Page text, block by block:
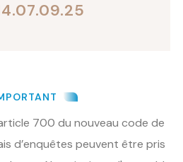
700 du nouveau code de
d’enquêtes peuvent être pris